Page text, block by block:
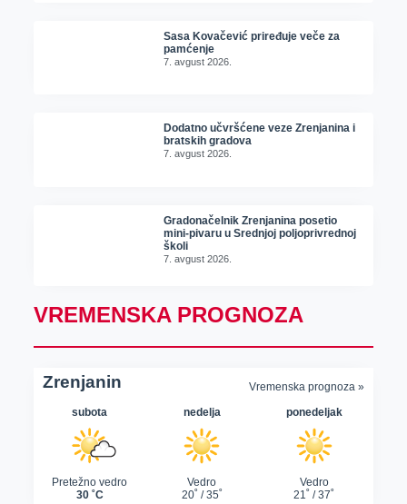
Sasa Kovačević priređuje veče za
pamćenje
7. avgust 2026.
Dodatno učvršćene veze Zrenjanina i
bratskih gradova
7. avgust 2026.
Gradonačelnik Zrenjanina posetio
mini-pivaru u Srednjoj poljoprivrednoj
školi
7. avgust 2026.
VREMENSKA PROGNOZA